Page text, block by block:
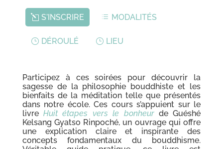
S'INSCRIRE MODALITÉS
DÉROULÉ LIEU
Participez à ces soirées pour découvrir la
sagesse de la philosophie bouddhiste et les
bienfaits de la méditation telle que présentés
dans notre école. Ces cours s’appuient sur le
livreHuit étapes vers le bonheurde Guéshé
Kelsang Gyatso Rinpoché, un ouvrage qui offre
une explication claire et inspirante des
concepts fondamentaux du bouddhisme.